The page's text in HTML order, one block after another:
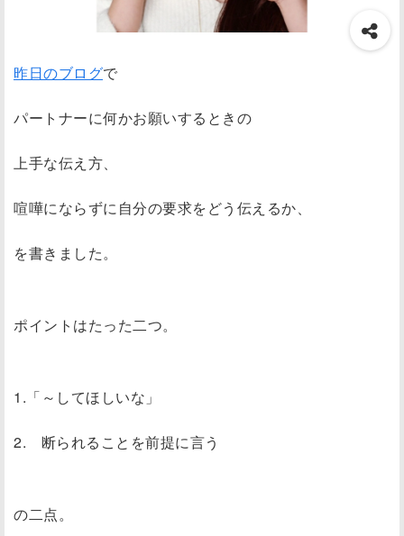
昨日のブログで
パートナーに何かお願いするときの
上手な伝え方、
喧嘩にならずに自分の要求をどう伝えるか、
を書きました。
ポイントはたった二つ。
1.「～してほしいな」
2. 断られることを前提に言う
の二点。